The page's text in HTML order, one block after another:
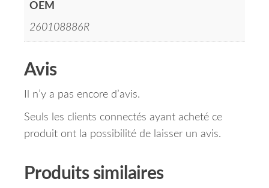
OEM
260108886R
Avis
Il n’y a pas encore d’avis.
Seuls les clients connectés ayant acheté ce
produit ont la possibilité de laisser un avis.
Produits similaires